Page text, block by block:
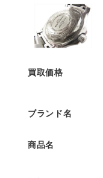
買取価格
ブランド名
商品名